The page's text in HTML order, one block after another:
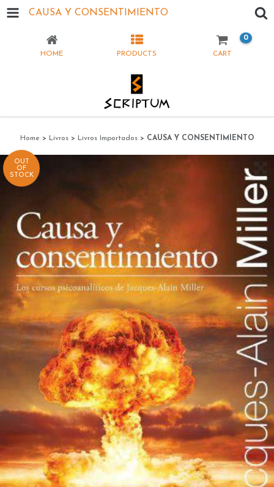
CAUSA Y CONSENTIMIENTO
HOME PRODUCTS CART
0
Home > Livros > Livros Importados > CAUSA Y CONSENTIMIENTO
OUT
OF
STOCK